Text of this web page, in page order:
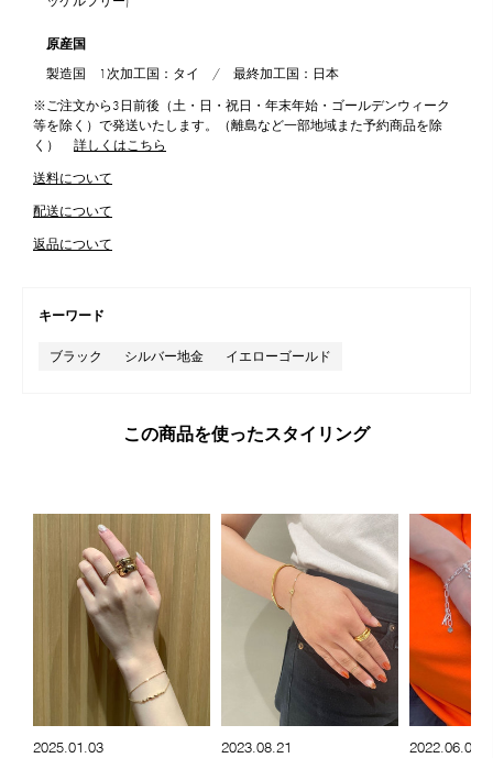
原産国
製造国 1次加工国：タイ / 最終加工国：日本
※ご注文から3日前後（土・日・祝日・年末年始・ゴールデンウィーク
等を除く）で発送いたします。（離島など一部地域また予約商品を除
く）
詳しくはこちら
送料について
配送について
返品について
キーワード
ブラック シルバー地金 イエローゴールド
この商品を使ったスタイリング
2025.01.03 2023.08.21 2022.06.08